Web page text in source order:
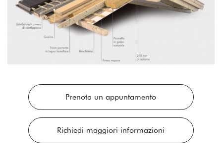
Prenota un appuntamento
Richiedi maggiori informazioni